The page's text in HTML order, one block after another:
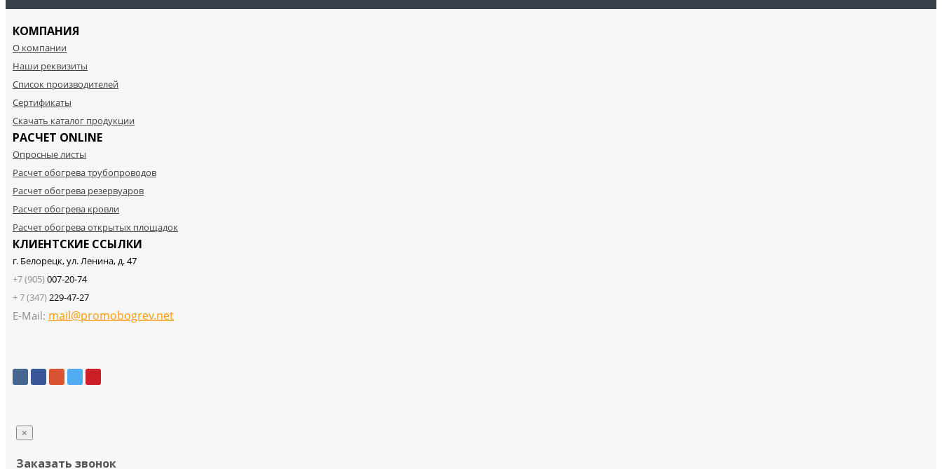
КОМПАНИЯ
О компании
Наши реквизиты
Список производителей
Cертификаты
Скачать каталог продукции
РАСЧЕТ ONLINE
Опросные листы
Расчет обогрева трубопроводов
Расчет обогрева резервуаров
Расчет обогрева кровли
Расчет обогрева открытых площадок
КЛИЕНТСКИЕ ССЫЛКИ
г. Белорецк, ул. Ленина, д. 47
+7 (905)007-20-74
+ 7 (347)229-47-27
E-Mail: mail@promobogrev.net
×
Заказать звонок